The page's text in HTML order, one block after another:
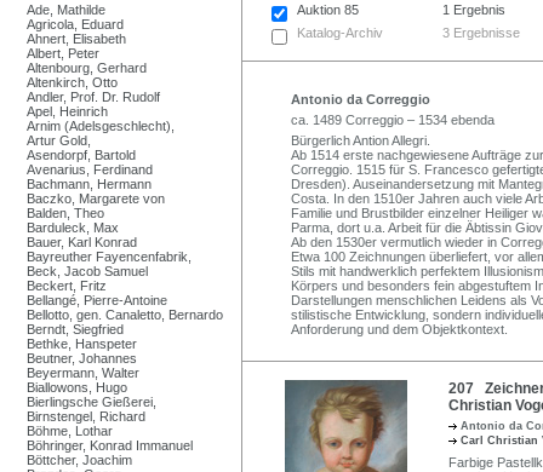
Ade, Mathilde
Agricola, Eduard
Ahnert, Elisabeth
Albert, Peter
Altenbourg, Gerhard
Altenkirch, Otto
Andler, Prof. Dr. Rudolf
Apel, Heinrich
Arnim (Adelsgeschlecht),
Artur Gold,
Asendorpf, Bartold
Avenarius, Ferdinand
Bachmann, Hermann
Baczko, Margarete von
Balden, Theo
Barduleck, Max
Bauer, Karl Konrad
Bayreuther Fayencenfabrik,
Beck, Jacob Samuel
Beckert, Fritz
Bellangé, Pierre-Antoine
Bellotto, gen. Canaletto, Bernardo
Berndt, Siegfried
Bethke, Hanspeter
Beutner, Johannes
Beyermann, Walter
Biallowons, Hugo
Bierlingsche Gießerei,
Birnstengel, Richard
Böhme, Lothar
Böhringer, Konrad Immanuel
Böttcher, Joachim
Auktion 85
1 Ergebnis
Katalog-Archiv
3 Ergebnisse
Antonio da Correggio
ca. 1489 Correggio – 1534 ebenda
Bürgerlich Antion Allegri.
Ab 1514 erste nachgewiesene Aufträge
Correggio. 1515 für S. Francesco
Dresden). Auseinandersetzung mit
Costa. In den 1510er Jahren auch viele
Familie und Brustbilder einzelner Heiliger
Parma, dort u.a. Arbeit für die Äbtissin
Ab den 1530er vermutlich wieder in
Etwa 100 Zeichnungen überliefert, vor
Stils mit handwerklich perfektem
Körpers und besonders fein abgestuftem
Darstellungen menschlichen Leidens als
stilistische Entwicklung, sondern
Anforderung und dem Objektkontext.
207
Christian
Antonio da
Carl Christian
Farbige